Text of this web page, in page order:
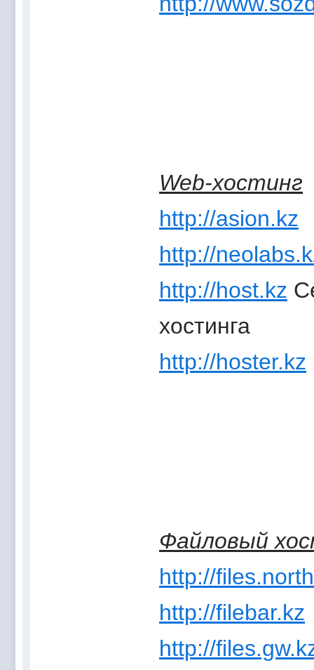
Web-хостинг
http://asion.kz
http://
http://host.kz
хостинга
http://hoster.kz
Файловый
http://
http://filebar.kz
http://